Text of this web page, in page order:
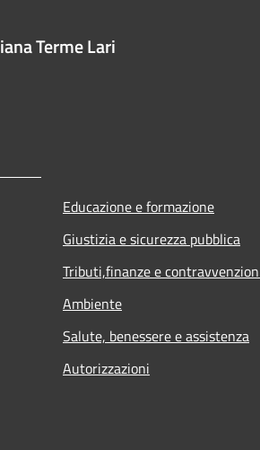
Terme Lari
Educazione e formazione
Giustizia e sicurezza pubblica
Tributi,finanze e
Ambiente
Salute, benessere e assistenza
Autorizzazioni